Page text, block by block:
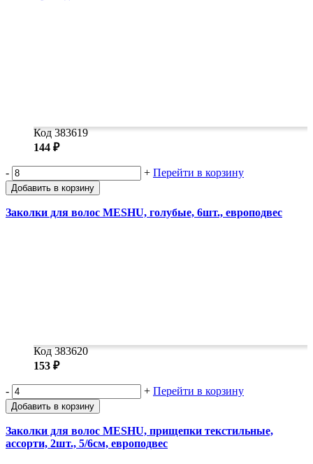
Код 383619
144 ₽
- + Перейти в корзину
Добавить в корзину
Заколки для волос MESHU, голубые, 6шт., европодвес
Код 383620
153 ₽
- + Перейти в корзину
Добавить в корзину
Заколки для волос MESHU, прищепки текстильные,
ассорти, 2шт., 5/6см, европодвес